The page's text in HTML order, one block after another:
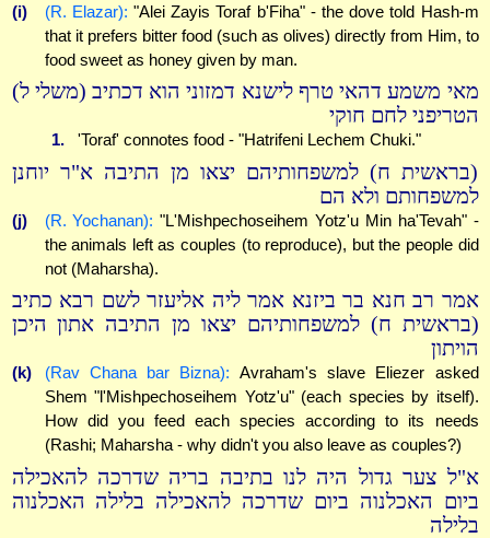
(i) (R. Elazar): "Alei Zayis Toraf b'Fiha" - the dove told Hash-m
that it prefers bitter food (such as olives) directly from Him, to
food sweet as honey given by man.
מאי משמע דהאי טרף לישנא דמזוני הוא דכתיב (משלי ל)
הטריפני לחם חוקי
1. 'Toraf' connotes food - "Hatrifeni Lechem Chuki."
(בראשית ח) למשפחותיהם יצאו מן התיבה א"ר יוחנן
למשפחותם ולא הם
(j) (R. Yochanan): "L'Mishpechoseihem Yotz'u Min ha'Tevah" -
the animals left as couples (to reproduce), but the people did
not (Maharsha).
אמר רב חנא בר ביזנא אמר ליה אליעזר לשם רבא כתיב
(בראשית ח) למשפחותיהם יצאו מן התיבה אתון היכן
הויתון
(k) (Rav Chana bar Bizna): Avraham's slave Eliezer asked
Shem "l'Mishpechoseihem Yotz'u" (each species by itself).
How did you feed each species according to its needs
(Rashi; Maharsha - why didn't you also leave as couples?)
א"ל צער גדול היה לנו בתיבה בריה שדרכה להאכילה
ביום האכלנוה ביום שדרכה להאכילה בלילה האכלנוה
בלילה